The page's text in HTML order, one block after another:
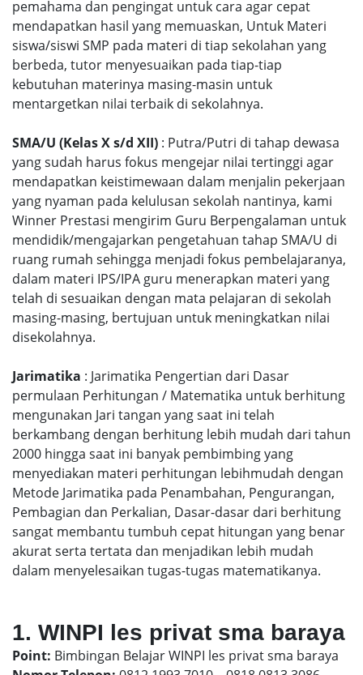
pemahama dan pengingat untuk cara agar cepat
mendapatkan hasil yang memuaskan, Untuk Materi
siswa/siswi SMP pada materi di tiap sekolahan yang
berbeda, tutor menyesuaikan pada tiap-tiap
kebutuhan materinya masing-masin untuk
mentargetkan nilai terbaik di sekolahnya.
SMA/U (Kelas X s/d XII) : Putra/Putri di tahap dewasa
yang sudah harus fokus mengejar nilai tertinggi agar
mendapatkan keistimewaan dalam menjalin pekerjaan
yang nyaman pada kelulusan sekolah nantinya, kami
Winner Prestasi mengirim Guru Berpengalaman untuk
mendidik/mengajarkan pengetahuan tahap SMA/U di
ruang rumah sehingga menjadi fokus pembelajaranya,
dalam materi IPS/IPA guru menerapkan materi yang
telah di sesuaikan dengan mata pelajaran di sekolah
masing-masing, bertujuan untuk meningkatkan nilai
disekolahnya.
Jarimatika : Jarimatika Pengertian dari Dasar
permulaan Perhitungan / Matematika untuk berhitung
mengunakan Jari tangan yang saat ini telah
berkambang dengan berhitung lebih mudah dari tahun
2000 hingga saat ini banyak pembimbing yang
menyediakan materi perhitungan lebihmudah dengan
Metode Jarimatika pada Penambahan, Pengurangan,
Pembagian dan Perkalian, Dasar-dasar dari berhitung
sangat membantu tumbuh cepat hitungan yang benar
akurat serta tertata dan menjadikan lebih mudah
dalam menyelesaikan tugas-tugas matematikanya.
1. WINPI les privat sma baraya
Point: Bimbingan Belajar WINPI les privat sma baraya